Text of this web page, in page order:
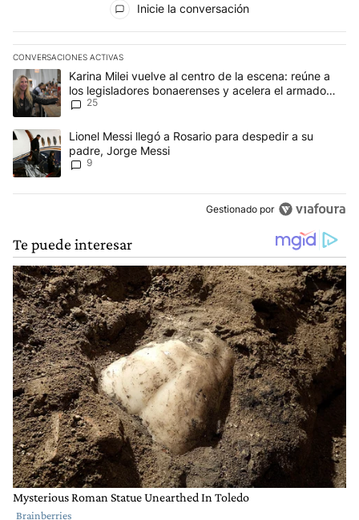
Inicie la conversación
CONVERSACIONES ACTIVAS
Este listado muestra los artículos con más comentarios en los
Un artículo de tendencia con el título "Karina Milei vuelve al
Karina Milei vuelve al centro de la escena: reúne a
los legisladores bonaerenses y acelera el armado
para 2027
25
Un artículo de tendencia con el título "Lionel Messi llegó a
Lionel Messi llegó a Rosario para despedir a su
padre, Jorge Messi
9
Gestionado por